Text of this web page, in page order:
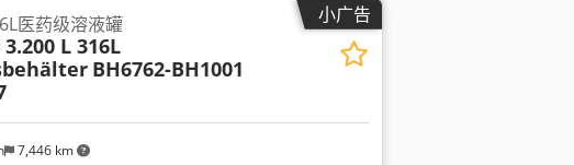
小广告
7,446 km
医药级溶液罐
L 316L
BH6762-BH1001